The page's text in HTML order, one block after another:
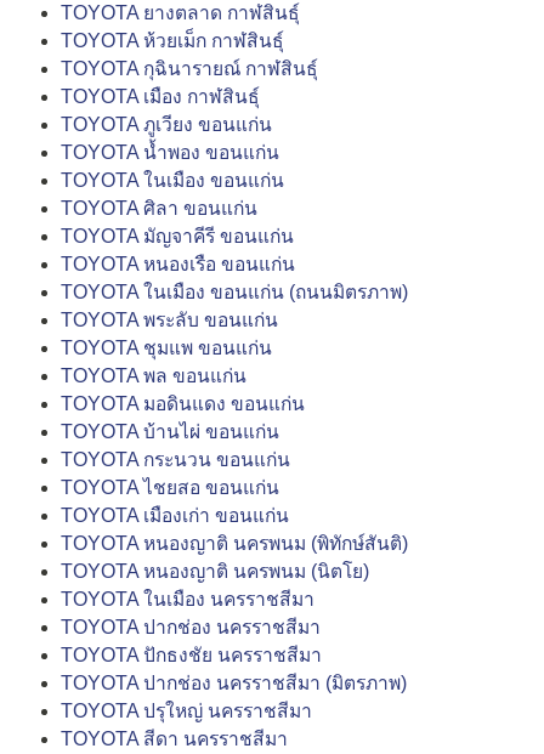
TOYOTA ยางตลาด กาฬสินธุ์
TOYOTA ห้วยเม็ก กาฬสินธุ์
TOYOTA กุฉินารายณ์ กาฬสินธุ์
TOYOTA เมือง กาฬสินธุ์
TOYOTA ภูเวียง ขอนแก่น
TOYOTA น้ำพอง ขอนแก่น
TOYOTA ในเมือง ขอนแก่น
TOYOTA ศิลา ขอนแก่น
TOYOTA มัญจาคีรี ขอนแก่น
TOYOTA หนองเรือ ขอนแก่น
TOYOTA ในเมือง ขอนแก่น (ถนนมิตรภาพ)
TOYOTA พระลับ ขอนแก่น
TOYOTA ชุมแพ ขอนแก่น
TOYOTA พล ขอนแก่น
TOYOTA มอดินแดง ขอนแก่น
TOYOTA บ้านไผ่ ขอนแก่น
TOYOTA กระนวน ขอนแก่น
TOYOTA ไชยสอ ขอนแก่น
TOYOTA เมืองเก่า ขอนแก่น
TOYOTA หนองญาติ นครพนม (พิทักษ์สันติ)
TOYOTA หนองญาติ นครพนม (นิตโย)
TOYOTA ในเมือง นครราชสีมา
TOYOTA ปากช่อง นครราชสีมา
TOYOTA ปักธงชัย นครราชสีมา
TOYOTA ปากช่อง นครราชสีมา (มิตรภาพ)
TOYOTA ปรุใหญ่ นครราชสีมา
TOYOTA สีดา นครราชสีมา